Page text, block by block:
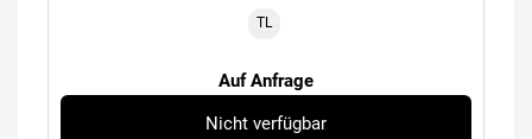
TL
Auf Anfrage
Nicht verfügbar